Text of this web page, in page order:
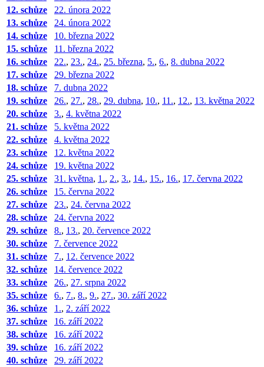
12. schůze
22. února 2022
13. schůze
24. února 2022
14. schůze
10. března 2022
15. schůze
11. března 2022
16. schůze
22., 23., 24., 25. března, 5., 6., 8. dubna 2022
17. schůze
29. března 2022
18. schůze
7. dubna 2022
19. schůze
26., 27., 28., 29. dubna, 10., 11., 12., 13. května 2022
20. schůze
3., 4. května 2022
21. schůze
5. května 2022
22. schůze
4. května 2022
23. schůze
12. května 2022
24. schůze
19. května 2022
25. schůze
31. května, 1., 2., 3., 14., 15., 16., 17. června 2022
26. schůze
15. června 2022
27. schůze
23., 24. června 2022
28. schůze
24. června 2022
29. schůze
8., 13., 20. července 2022
30. schůze
7. července 2022
31. schůze
7., 12. července 2022
32. schůze
14. července 2022
33. schůze
26., 27. srpna 2022
35. schůze
6., 7., 8., 9., 27., 30. září 2022
36. schůze
1., 2. září 2022
37. schůze
16. září 2022
38. schůze
16. září 2022
39. schůze
16. září 2022
40. schůze
29. září 2022